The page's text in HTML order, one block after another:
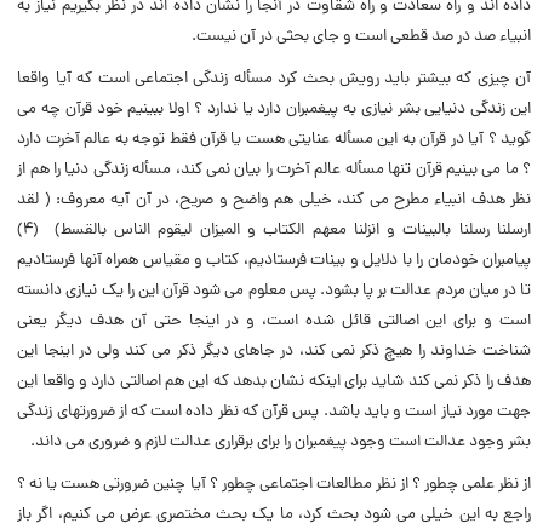
داده اند و راه سعادت و راه شقاوت در آنجا را نشان داده اند در نظر بگیریم نیاز به
انبیاء صد در صد قطعى است و جاى بحثى در آن نیست.
آن چیزى که بیشتر باید رویش بحث کرد مسأله زندگى اجتماعى است که آیا واقعا
این زندگى دنیایى بشر نیازى به پیغمبران دارد یا ندارد ؟ اولا ببینیم خود قرآن چه مى
گوید ؟ آیا در قرآن به این مسأله عنایتى هست یا قرآن فقط توجه به عالم آخرت دارد
؟ ما مى بینیم قرآن تنها مسأله عالم آخرت را بیان نمى کند، مسأله زندگى دنیا را هم از
نظر هدف انبیاء مطرح مى کند، خیلى هم واضح و صریح، در آن آیه معروف: (‌ لقد
ارسلنا رسلنا بالبینات و انزلنا معهم الکتاب و المیزان لیقوم الناس بالقسط) (‌۴)
پیامبران خودمان را با دلایل و بینات فرستادیم، کتاب و مقیاس همراه آنها فرستادیم
تا در میان مردم عدالت بر پا بشود. پس معلوم مى شود قرآن این را یک نیازى دانسته
است و براى این اصالتى قائل شده است، و در اینجا حتى آن هدف دیگر یعنى
شناخت خداوند را هیچ ذکر نمى کند، در جاهاى دیگر ذکر مى کند ولى در اینجا این
هدف را ذکر نمى کند شاید براى اینکه نشان بدهد که این هم اصالتى دارد و واقعا این
جهت مورد نیاز است و باید باشد. پس قرآن که نظر داده است که از ضرورتهاى زندگى
بشر وجود عدالت است وجود پیغمبران را براى برقرارى عدالت لازم و ضرورى مى داند.
از نظر علمى چطور ؟ از نظر مطالعات اجتماعى چطور ؟ آیا چنین ضرورتى هست یا نه ؟
راجع به این خیلى مى شود بحث کرد، ما یک بحث مختصرى عرض مى کنیم، اگر باز